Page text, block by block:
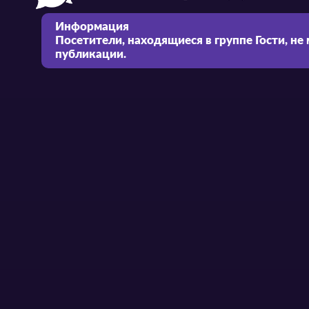
Информация
Посетители, находящиеся в группе Гости, не
публикации.